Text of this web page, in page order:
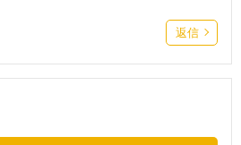
返信